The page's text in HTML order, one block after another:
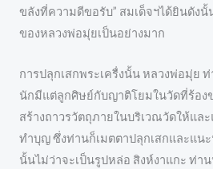
ขลังที่ความดีขอรับ” สมเด็จฯได้ยินดัง
ของหลวงพ่อมุ่ยเป็นอย่างมาก
การปลุกเสกพระเครื่งนั้น หลวงพ่อมุ่ย
นักมีแต่ลูกศิษย์กับญาติโยมในวัดที่ร้อง
สร้างถาวรวัตถุภายในบริเวณวัดให้แล
ทำบุญ ซึ่งท่านก็เมตตาปลุกเสกและแนะ
นั้นไม่ว่าจะเป็นรูปหล่อ สิงห์งาแกะ ท่า